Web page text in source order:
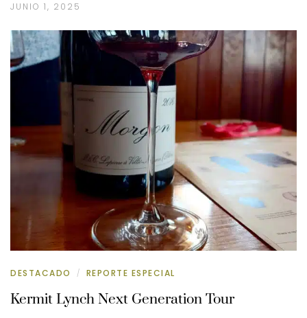
JUNIO 1, 2025
DESTACADO / REPORTE ESPECIAL
Kermit Lynch Next Generation Tour